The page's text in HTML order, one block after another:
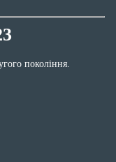
покоління.